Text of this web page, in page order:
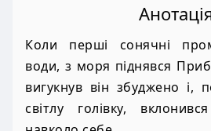
Коли перші сонячні
води, з моря піднявся
вигукнув він збуджено і,
світлу голівку,